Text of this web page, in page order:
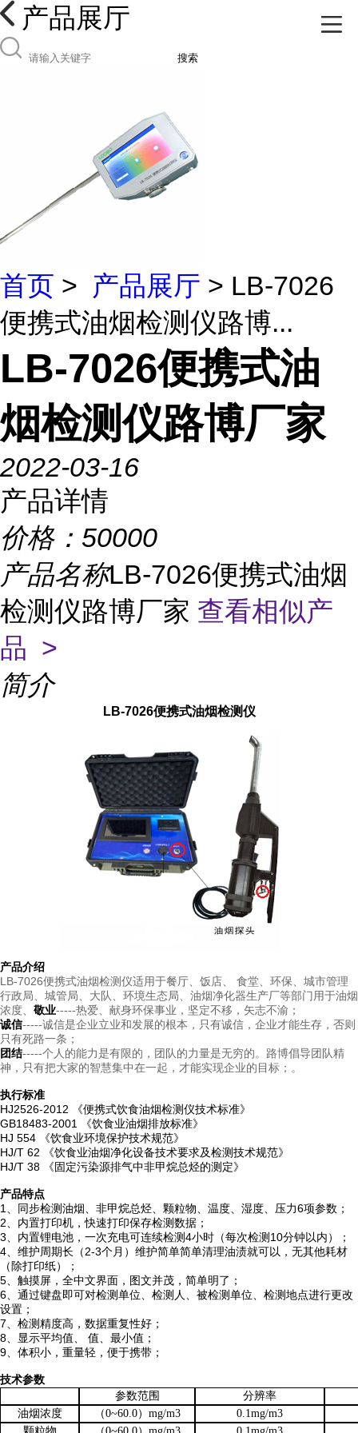
产品展厅
搜索
首页 > 产品展厅 > LB-7026
便携式油烟检测仪路博...
LB-7026便携式油
烟检测仪路博厂家
2022-03-16
产品详情
价格： 50000
产品名称LB-7026便携式油烟
检测仪路博厂家 查看相似产
品 >
简介
LB-7026便携式油烟检测仪
产品介绍
LB-7026便携式油烟检测仪适用于餐厅、饭店、 食堂、环保、城市管理
行政局、城管局、大队、环境生态局、油烟净化器生产厂等部门用于油烟
浓度、 敬业-----热爱、献身环保事业，坚定不移，矢志不渝；
诚信-----诚信是企业立业和发展的根本，只有诚信，企业才能生存，否则
只有死路一条；
团结-----个人的能力是有限的，团队的力量是无穷的。路博倡导团队精
神，只有把大家的智慧集中在一起，才能实现企业的目标； 。
执行标准
HJ2526-2012
《便携式饮食油烟检测仪技术标准》
GB18483-2001
《饮食业油烟排放标准》
HJ 554
《饮食业环境保护技术规范》
HJ/T 62
《饮食业油烟净化设备技术要求及检测技术规范》
HJ/T 38
《固定污染源排气中非甲烷总烃的测定》
产品特点
1
、同步检测油烟、非甲烷总烃、颗粒物、温度、湿度、压力6项参数 ；
2 、内置打印机，快速打印保存检测数据 ；
3 、内置锂电池，一次充电可连续检测4小时（每次检测 10分钟以内）
；
4 、维护周期长（2-3个月）维护简单简单清理油渍就可以，无其他耗材
（除打印纸）
；
5
触摸屏，全中文界面，图文并茂，简单明了 ；
6、通过键盘即可对检测单位、检测人、被检测单位、检测地点进行更改
设置；
7、检测精度高，数据重复性好；
8、显示平均值、 值、最小值；
9、体积小，重量轻，便于携带；
技术参数
参数范围
分辨率
油烟浓度
（0~60.0）mg/m3
0.1mg/m3